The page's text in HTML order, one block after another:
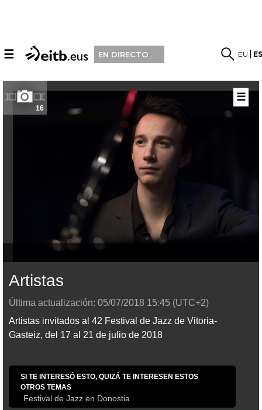
☰ EN DIRECTO EU
16
Artistas
Última actualización: 05/07/2018 15:45 (UTC+2)
Artistas invitados al 42 Festival de Jazz de Vitoria-
Gasteiz, del 17 al 21 de julio de 2018
SI TE INTERESÓ ESTO, QUIZÁ TE INTERESEN ESTOS
OTROS TEMAS
Festival de Jazz en Donostia
☰